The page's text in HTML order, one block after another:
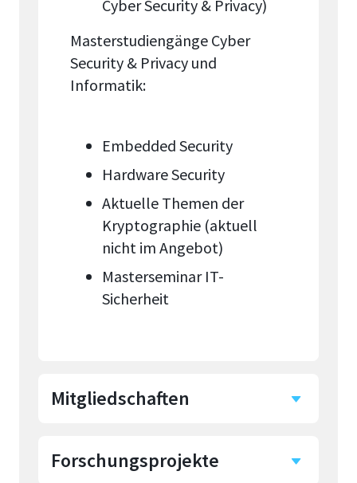
Cyber Security & Privacy)
Masterstudiengänge Cyber
Security & Privacy und
Informatik:
Embedded Security
Hardware Security
Aktuelle Themen der
Kryptographie (aktuell
nicht im Angebot)
Masterseminar IT-
Sicherheit
Mitgliedschaften
Promotionskolleg NRW,
Forschungsprojekte